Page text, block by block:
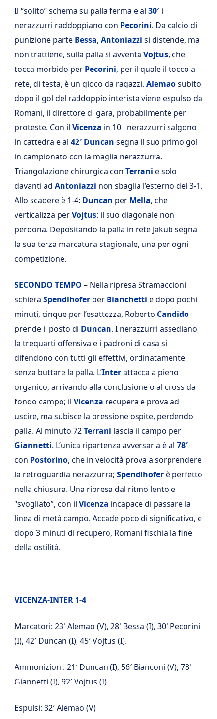
Il “solito” schema su palla ferma e al 30′ i
nerazzurri raddoppiano con Pecorini. Da calcio di
punizione parte Bessa, Antoniazzi si distende, ma
non trattiene, sulla palla si avventa Vojtus, che
tocca morbido per Pecorini, per il quale il tocco a
rete, di testa, è un gioco da ragazzi. Alemaosubito
dopo il gol del raddoppio interista viene espulso da
Romani, il direttore di gara, probabilmente per
proteste. Con il Vicenza in 10 i nerazzurri salgono
in cattedra e al 42′ Duncan segna il suo primo gol
in campionato con la maglia nerazzurra.
Triangolazione chirurgica con Terrani e solo
davanti ad Antoniazzi non sbaglia l’esterno del 3-1.
Allo scadere è 1-4: Duncan per Mella, che
verticalizza perVojtus: il suo diagonale non
perdona. Depositando la palla in rete Jakub segna
la sua terza marcatura stagionale, una per ogni
competizione.
SECONDO TEMPO – Nella ripresa Stramaccioni
schiera Spendlhofer per Bianchetti e dopo pochi
minuti, cinque per l’esattezza, Roberto Candido
prende il posto di Duncan. I nerazzurri assediano
la trequarti offensiva e i padroni di casa si
difendono con tutti gli effettivi, ordinatamente
senza buttare la palla. L’Interattacca a pieno
organico, arrivando alla conclusione o al cross da
fondo campo; il Vicenza recupera e prova ad
uscire, ma subisce la pressione ospite, perdendo
palla. Al minuto 72Terrani lascia il campo per
Giannetti. L’unica ripartenza avversaria è al 78′
con Postorino, che in velocità prova a sorprendere
la retroguardia nerazzurra; Spendlhoferè perfetto
nella chiusura. Una ripresa dal ritmo lento e
“svogliato”, con il Vicenza incapace di passare la
linea di metà campo. Accade poco di significativo, e
dopo 3 minuti di recupero, Romani fischia la fine
della ostilità.
VICENZA-INTER 1-4
Marcatori: 23′ Alemao (V), 28′ Bessa (I), 30′ Pecorini
(I), 42′ Duncan (I), 45′ Vojtus (I).
Ammonizioni: 21′ Duncan (I), 56′ Bianconi (V), 78′
Giannetti (I), 92′ Vojtus (I)
Espulsi: 32′ Alemao (V)